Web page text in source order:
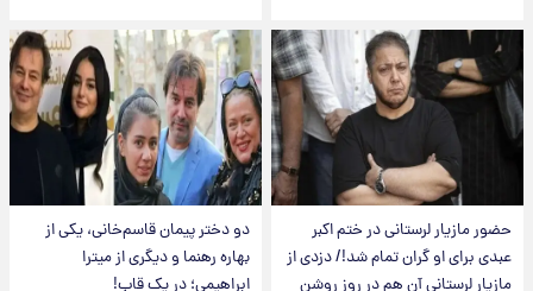
حضور مازیار لرستانی در ختم اکبر
عبدی برای او گران تمام شد!/ دزدی از
مازیار لرستانی آن هم در روز روشن
دو دختر پیمان قاسم‌خانی، یکی از
بهاره رهنما و دیگری از میترا
ابراهیمی؛ در یک قاب!